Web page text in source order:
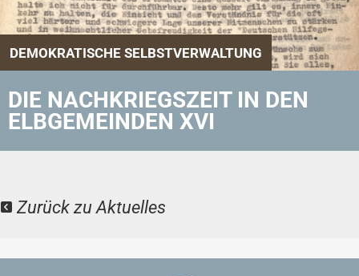
DEMOKRATISCHE SELBSTVERWALTUNG
DIE NACHKRIEGSZEIT IN DEN
ELBGEMEINDEN XVI
Zurück zu Aktuelles